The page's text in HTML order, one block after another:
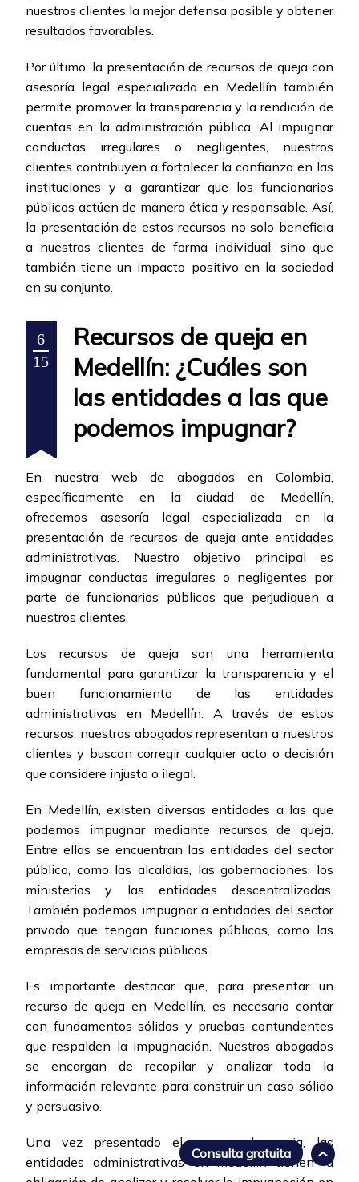
nuestros clientes la mejor defensa posible y obtener
resultados favorables.
Por último, la presentación de recursos de queja con
asesoría legal especializada en Medellín también
permite promover la transparencia y la rendición de
cuentas en la administración pública. Al impugnar
conductas irregulares o negligentes, nuestros
clientes contribuyen a fortalecer la confianza en las
instituciones y a garantizar que los funcionarios
públicos actúen de manera ética y responsable. Así,
la presentación de estos recursos no solo beneficia
a nuestros clientes de forma individual, sino que
también tiene un impacto positivo en la sociedad
en su conjunto.
6
15
Recursos de queja en
Medellín: ¿Cuáles son
las entidades a las que
podemos impugnar?
En nuestra web de abogados en Colombia,
específicamente en la ciudad de Medellín,
ofrecemos asesoría legal especializada en la
presentación de recursos de queja ante entidades
administrativas. Nuestro objetivo principal es
impugnar conductas irregulares o negligentes por
parte de funcionarios públicos que perjudiquen a
nuestros clientes.
Los recursos de queja son una herramienta
fundamental para garantizar la transparencia y el
buen funcionamiento de las entidades
administrativas en Medellín. A través de estos
recursos, nuestros abogados representan a nuestros
clientes y buscan corregir cualquier acto o decisión
que considere injusto o ilegal.
En Medellín, existen diversas entidades a las que
podemos impugnar mediante recursos de queja.
Entre ellas se encuentran las entidades del sector
público, como las alcaldías, las gobernaciones, los
ministerios y las entidades descentralizadas.
También podemos impugnar a entidades del sector
privado que tengan funciones públicas, como las
empresas de servicios públicos.
Es importante destacar que, para presentar un
recurso de queja en Medellín, es necesario contar
con fundamentos sólidos y pruebas contundentes
que respalden la impugnación. Nuestros abogados
se encargan de recopilar y analizar toda la
información relevante para construir un caso sólido
y persuasivo.
Una vez presentado el recurso de queja, las
entidades administrativas en Medellín tienen la
Consulta gratuita